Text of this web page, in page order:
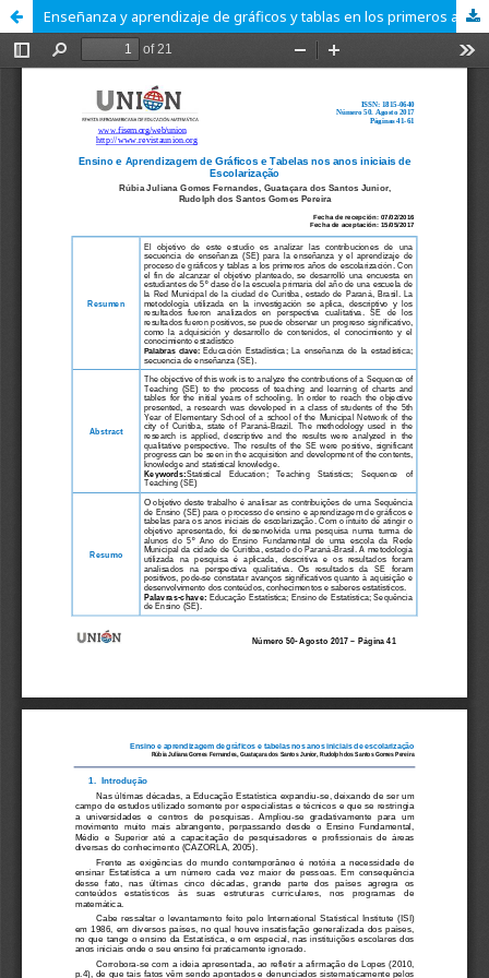
Enseñanza y aprendizaje de gráficos y tablas en los primeros años de enseñanza